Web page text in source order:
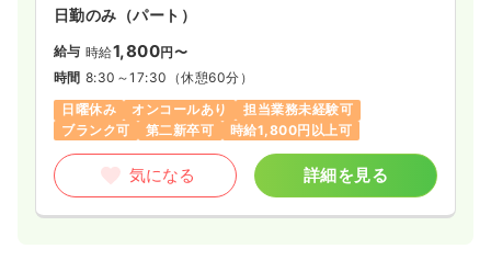
日勤のみ（パート）
給与 時給1,800円〜
時間 8:30～17:30 （休憩60分）
日曜休み
オンコールあり
担当業務未経験可
ブランク可
第二新卒可 時給1,800円以上可
気になる 詳細を見る